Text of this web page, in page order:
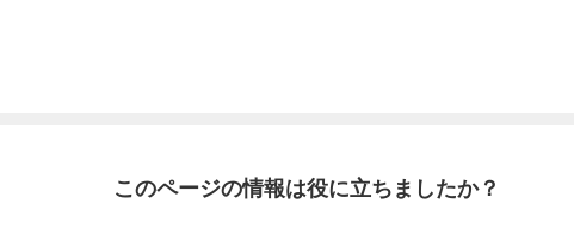
このページの情報は役に立ちましたか？